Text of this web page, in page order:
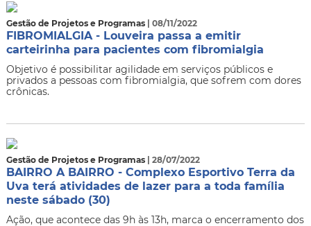
Gestão de Projetos e Programas | 08/11/2022
FIBROMIALGIA - Louveira passa a emitir
carteirinha para pacientes com fibromialgia
Objetivo é possibilitar agilidade em serviços públicos e
privados a pessoas com fibromialgia, que sofrem com dores
crônicas.
Gestão de Projetos e Programas | 28/07/2022
BAIRRO A BAIRRO - Complexo Esportivo Terra da
Uva terá atividades de lazer para a toda família
neste sábado (30)
Ação, que acontece das 9h às 13h, marca o encerramento dos